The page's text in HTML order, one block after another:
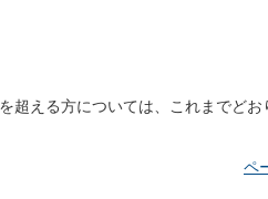
超える方については、これまでどお
ペ